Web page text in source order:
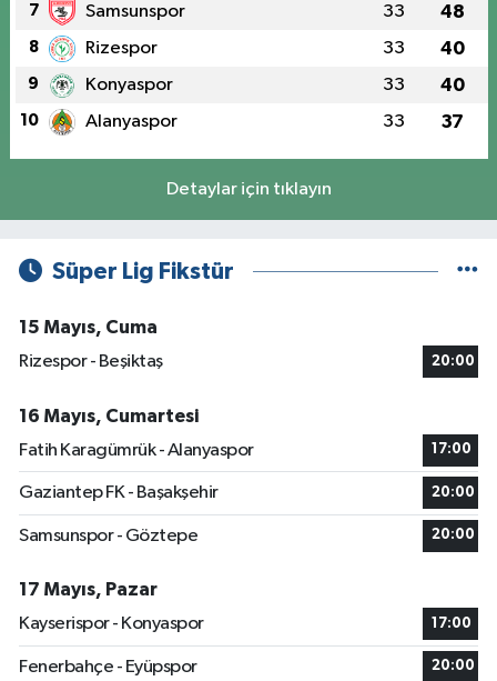
7 Samsunspor 33 48
8 Rizespor 33 40
9 Konyaspor 33 40
10 Alanyaspor 33 37
Detaylar için tıklayın
Süper Lig Fikstür
15 Mayıs, Cuma
Rizespor - Beşiktaş
20:00
16 Mayıs, Cumartesi
Fatih Karagümrük - Alanyaspor
17:00
Gaziantep FK - Başakşehir 20:00
Samsunspor - Göztepe 20:00
17 Mayıs, Pazar
Kayserispor - Konyaspor
17:00
Fenerbahçe - Eyüpspor 20:00